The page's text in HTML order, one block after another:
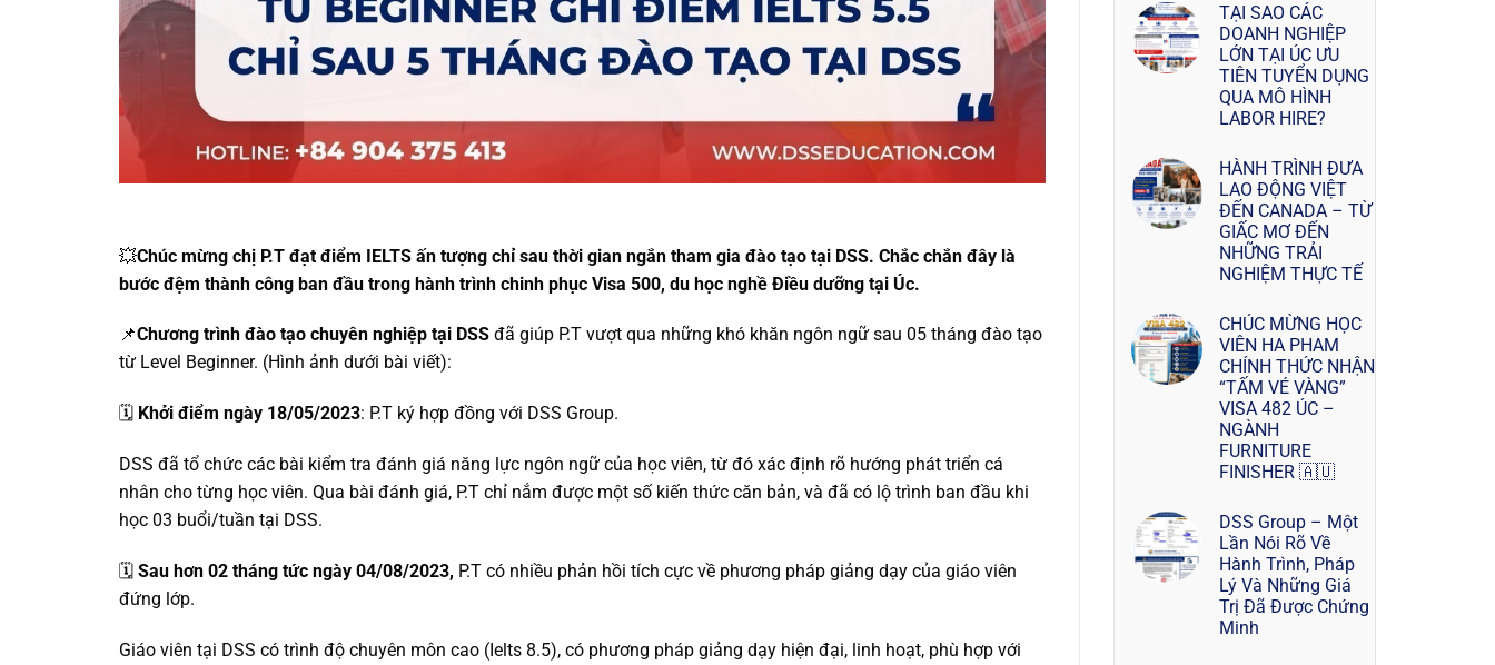
💥Chúc mừng chị P.T đạt điểm IELTS ấn tượng chỉ sau thời gian ngắn tham gia đào tạo tại DSS. Chắc chắn đây là
bước đệm thành công ban đầu trong hành trình chinh phục Visa 500, du học nghề Điều dưỡng tại Úc.
📌Chương trình đào tạo chuyên nghiệp tại DSS đã giúp P.T vượt qua những khó khăn ngôn ngữ sau 05 tháng đào tạo
từ Level Beginner. (Hình ảnh dưới bài viết):
🗓️ Khởi điểm ngày 18/05/2023: P.T ký hợp đồng với DSS Group.
DSS đã tổ chức các bài kiểm tra đánh giá năng lực ngôn ngữ của học viên, từ đó xác định rõ hướng phát triển cá
nhân cho từng học viên. Qua bài đánh giá, P.T chỉ nắm được một số kiến thức căn bản, và đã có lộ trình ban đầu khi
học 03 buổi/tuần tại DSS.
🗓️ Sau hơn 02 tháng tức ngày 04/08/2023, P.T có nhiều phản hồi tích cực về phương pháp giảng dạy của giáo viên
đứng lớp.
Giáo viên tại DSS có trình độ chuyên môn cao (Ielts 8.5), có phương pháp giảng dạy hiện đại, linh hoạt, phù hợp với
TẠI SAO CÁC
DOANH NGHIỆP
LỚN TẠI ÚC ƯU
TIÊN TUYỂN DỤNG
QUA MÔ HÌNH
LABOR HIRE?
HÀNH TRÌNH ĐƯA
LAO ĐỘNG VIỆT
ĐẾN CANADA – TỪ
GIẤC MƠ ĐẾN
NHỮNG TRẢI
NGHIỆM THỰC TẾ
CHÚC MỪNG HỌC
VIÊN HA PHAM
CHÍNH THỨC NHẬN
“TẤM VÉ VÀNG”
VISA 482 ÚC –
NGÀNH
FURNITURE
FINISHER 🇦🇺
DSS Group – Một
Lần Nói Rõ Về
Hành Trình, Pháp
Lý Và Những Giá
Trị Đã Được Chứng
Minh